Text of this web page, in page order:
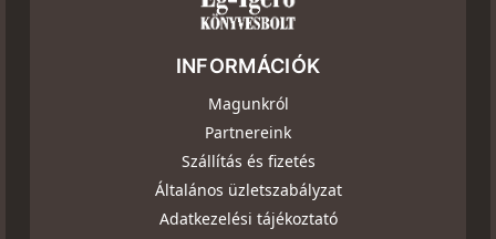
INFORMÁCIÓK
Magunkról
Partnereink
Szállítás és fizetés
Általános üzletszabályzat
Adatkezelési tájékoztató